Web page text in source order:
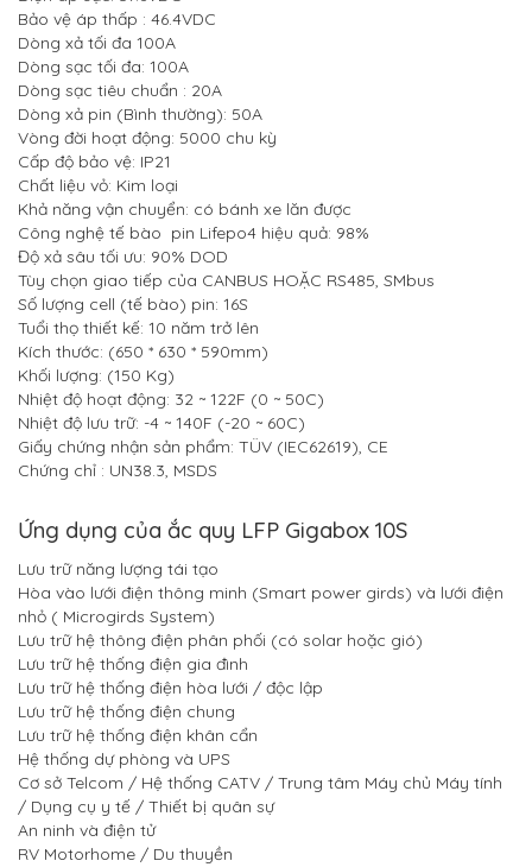
Bảo vệ áp thấp : 46.4VDC
Dòng xả tối đa 100A
Dòng sạc tối đa: 100A
Dòng sạc tiêu chuẩn : 20A
Dòng xả pin (Bình thường): 50A
Vòng đời hoạt động: 5000 chu kỳ
Cấp độ bảo vệ: IP21
Chất liệu vỏ: Kim loại
Khả năng vận chuyển: có bánh xe lăn được
Công nghệ tế bào pin Lifepo4 hiệu quả: 98%
Độ xả sâu tối ưu: 90% DOD
Tùy chọn giao tiếp của CANBUS HOẶC RS485, SMbus
Số lượng cell (tế bào) pin: 16S
Tuổi thọ thiết kế: 10 năm trở lên
Kích thước: (650 * 630 * 590mm)
Khối lượng: (150 Kg)
Nhiệt độ hoạt động: 32 ~ 122F (0 ~ 50C)
Nhiệt độ lưu trữ: -4 ~ 140F (-20 ~ 60C)
Giấy chứng nhận sản phẩm: TÜV (IEC62619), CE
Chứng chỉ : UN38.3, MSDS
Ứng dụng của ắc quy LFP Gigabox 10S
Lưu trữ năng lượng tái tạo
Hòa vào lưới điện thông minh (Smart power girds) và lưới điện
nhỏ ( Microgirds System)
Lưu trữ hệ thông điện phân phối (có solar hoặc gió)
Lưu trữ hệ thống điện gia đình
Lưu trữ hệ thống điện hòa lưới / độc lập
Lưu trữ hệ thống điện chung
Lưu trữ hệ thống điện khân cẩn
Hệ thống dự phòng và UPS
Cơ sở Telcom / Hệ thống CATV / Trung tâm Máy chủ Máy tính
/ Dụng cụ y tế / Thiết bị quân sự
An ninh và điện tử
RV Motorhome / Du thuyền